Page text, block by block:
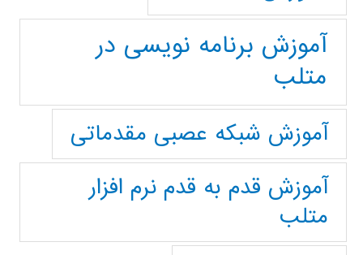
آموزش برنامه نویسی در
متلب
آموزش شبکه عصبی مقدماتی
آموزش قدم به قدم نرم افزار
متلب